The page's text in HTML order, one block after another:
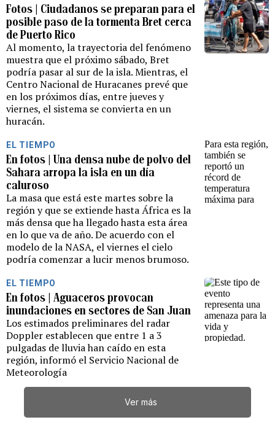
Fotos | Ciudadanos se preparan para el
posible paso de la tormenta Bret cerca
de Puerto Rico
Al momento, la trayectoria del fenómeno
muestra que el próximo sábado, Bret
podría pasar al sur de la isla. Mientras, el
Centro Nacional de Huracanes prevé que
en los próximos días, entre jueves y
viernes, el sistema se convierta en un
huracán.
EL TIEMPO
En fotos | Una densa nube de polvo del
Sahara arropa la isla en un día
caluroso
La masa que está este martes sobre la
región y que se extiende hasta África es la
más densa que ha llegado hasta esta área
en lo que va de año. De acuerdo con el
modelo de la NASA, el viernes el cielo
podría comenzar a lucir menos brumoso.
EL TIEMPO
En fotos | Aguaceros provocan
inundaciones en sectores de San Juan
Los estimados preliminares del radar
Doppler establecen que entre 1 a 3
pulgadas de lluvia han caído en esta
región, informó el Servicio Nacional de
Meteorología
Ver más